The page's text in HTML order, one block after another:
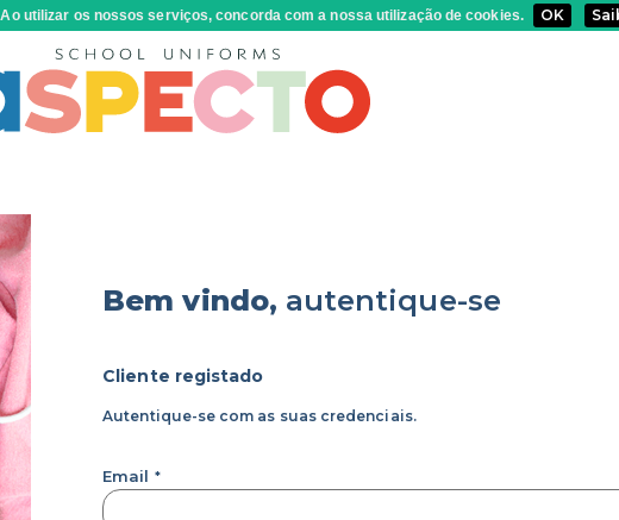
Bem vindo, autentique-se
Cliente registado
Autentique-se com as suas credenciais.
Email *
utilizar os nossos serviços, concorda com a nossa utilização de cookies. OK